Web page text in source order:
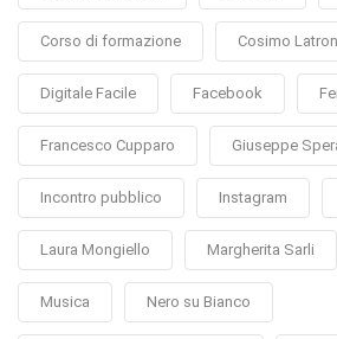
Corso di formazione Cosimo
Digitale Facile Facebook
Francesco Cupparo Giuseppe
Incontro pubblico Instagram
Laura Mongiello Margherita Sarli
Musica Nero su Bianco